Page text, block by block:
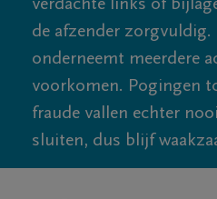
verdachte links of
de afzender zorgvuldig.
onderneemt meerdere
voorkomen. Pogingen
fraude vallen echter
sluiten, dus blijf